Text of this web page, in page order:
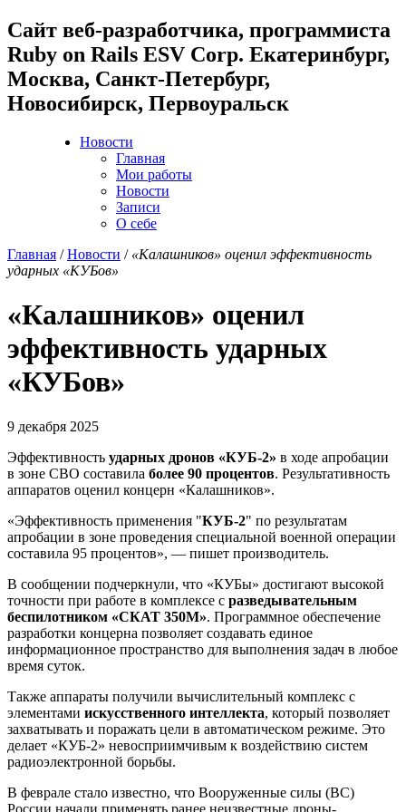
Cайт веб-разработчика, программиста
Ruby on Rails ESV Corp. Екатеринбург,
Москва, Санкт-Петербург,
Новосибирск, Первоуральск
Новости
Главная
Мои работы
Новости
Записи
О себе
Главная /Новости / «Калашников» оценил эффективность
ударных «КУБов»
«Калашников» оценил
эффективность ударных
«КУБов»
9 декабря 2025
Эффективность ударных дронов «КУБ-2» в ходе апробации
в зоне СВО составила более 90 процентов. Результативность
аппаратов оценил концерн «Калашников».
«Эффективность применения "КУБ-2" по результатам
апробации в зоне проведения специальной военной операции
составила 95 процентов», — пишет производитель.
В сообщении подчеркнули, что «КУБы» достигают высокой
точности при работе в комплексе с разведывательным
беспилотником «СКАТ 350М». Программное обеспечение
разработки концерна позволяет создавать единое
информационное пространство для выполнения задач в любое
время суток.
Также аппараты получили вычислительный комплекс с
элементами искусственного интеллекта, который позволяет
захватывать и поражать цели в автоматическом режиме. Это
делает «КУБ-2» невосприимчивым к воздействию систем
радиоэлектронной борьбы.
В феврале стало известно, что Вооруженные силы (ВС)
России начали применять ранее неизвестные дроны-